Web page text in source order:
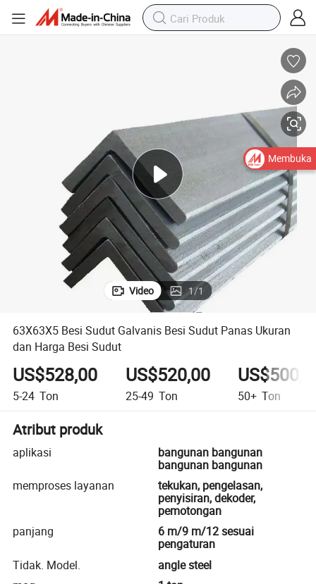
Video 1/1
63X63X5 Besi Sudut Galvanis Besi Sudut Panas Ukuran
dan Harga Besi Sudut
US$528,00
5-24 Ton
US$520,00
25-49 Ton 50+ Ton
Atribut produk
aplikasi
bangunan bangunan
bangunan bangunan
memproses layanan
tekukan, pengelasan,
penyisiran, dekoder,
pemotongan
panjang
6 m/9 m/12 sesuai
pengaturan
Tidak. Model.
angle steel
Membuka